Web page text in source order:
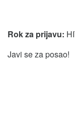
Rok za prijavu:
Javi se za posao!